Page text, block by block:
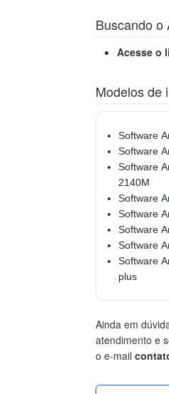
Buscando o
Acesse o
Modelos de
Software
Software
Software
2140M
Software
Software
Software
Software
Software
plus
Ainda em
atendimento e
o e-mail